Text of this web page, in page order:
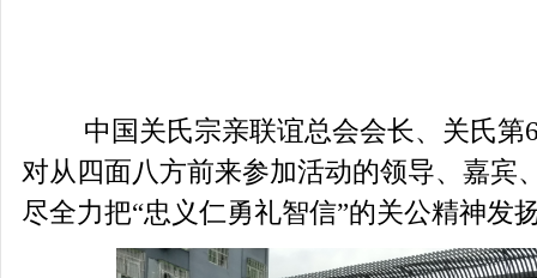
中国关氏宗亲联谊总会会长、关氏第
对从四面八方前来参加活动的领导、嘉宾
尽全力把“忠义仁勇礼智信”的关公精神发